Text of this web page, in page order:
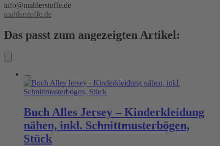
info@mahlerstoffe.de
mahlerstoffe.de
Das passt zum angezeigten Artikel:
Buch Alles Jersey – Kinderkleidung
nähen, inkl. Schnittmusterbögen,
Stück